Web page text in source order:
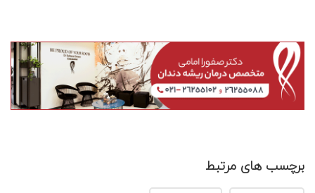
برچسب های مرتبط